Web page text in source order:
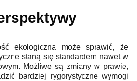
ekologiczna może sprawić, że
staną się standardem nawet w
Możliwe są zmiany w prawie,
bardziej rygorystyczne wymogi